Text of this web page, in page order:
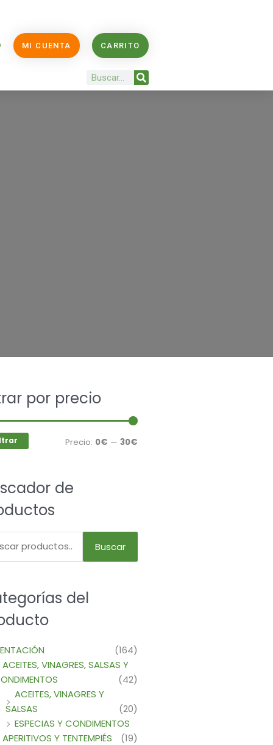
MI CUENTA CARRITO
Buscar
por precio
Precio: 0€ —30€
de
Buscar
del
(164)
ACEITES, VINAGRES, SALSAS Y
(42)
ACEITES, VINAGRES Y
SALSAS
(20)
ESPECIAS Y CONDIMENTOS
(19)
APERITIVOS Y TENTEMPIÉS